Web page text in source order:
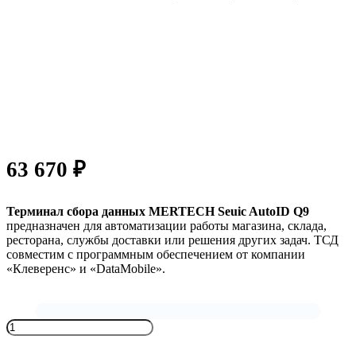
63 670 ₽
Терминал сбора данных MERTECH Seuic AutoID Q9
предназначен для автоматизации работы магазина, склада,
ресторана, службы доставки или решения других задач. ТСД
совместим с программным обеспечением от компании
«Клеверенс» и «DataMobile».
Количество
товара